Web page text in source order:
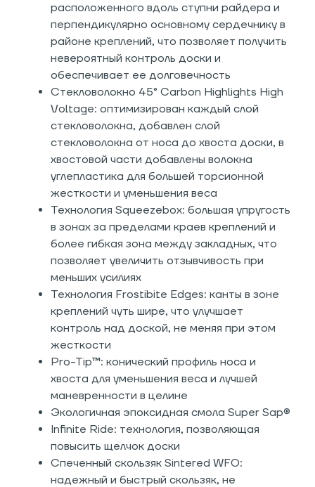
расположенного вдоль ступни райдера и
перпендикулярно основному сердечнику в
районе креплений, что позволяет получить
невероятный контроль доски и
обеспечивает ее долговечность
Стекловолокно 45° Carbon Highlights High
Voltage: оптимизирован каждый слой
стекловолокна, добавлен слой
стекловолокна от носа до хвоста доски, в
хвостовой части добавлены волокна
углепластика для большей торсионной
жесткости и уменьшения веса
Технология Squeezebox: большая упругость
в зонах за пределами краев креплений и
более гибкая зона между закладных, что
позволяет увеличить отзывчивость при
меньших усилиях
Технология Frostibite Edges: канты в зоне
креплений чуть шире, что улучшает
контроль над доской, не меняя при этом
жесткости
Pro-Tip™: конический профиль носа и
хвоста для уменьшения веса и лучшей
маневренности в целине
Экологичная эпоксидная смола Super Sap®
Infinite Ride: технология, позволяющая
повысить щелчок доски
Спеченный скользяк Sintered WFO:
надежный и быстрый скользяк, не